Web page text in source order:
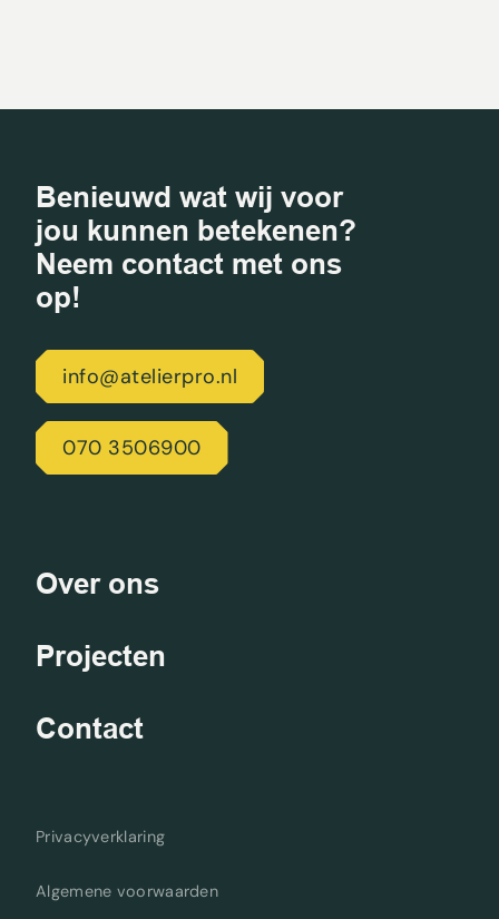
Benieuwd wat wij voor
jou kunnen betekenen?
Neem contact met ons
op!
info@atelierpro.nl
070 3506900
Over ons
Projecten
Contact
Privacyverklaring
Algemene voorwaarden